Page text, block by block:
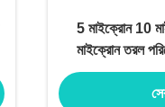
5 মাইক্রোন 10
মাইক্রোন তরল